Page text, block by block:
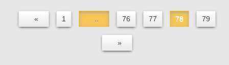
« 1 76 77 78 79
»